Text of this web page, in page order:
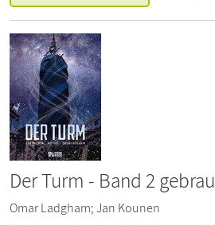
Der Turm - Band 2
Omar Ladgham; Jan Kounen